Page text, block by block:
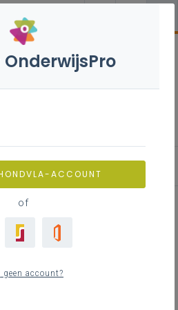
Alle dagen
ACCOUNT
of
geen account?